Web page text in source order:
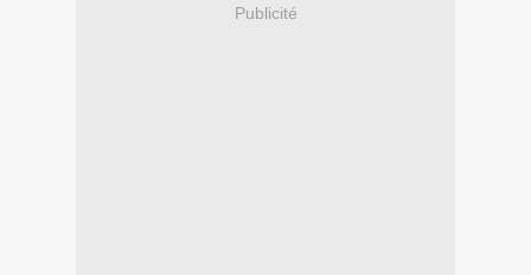
Publicité